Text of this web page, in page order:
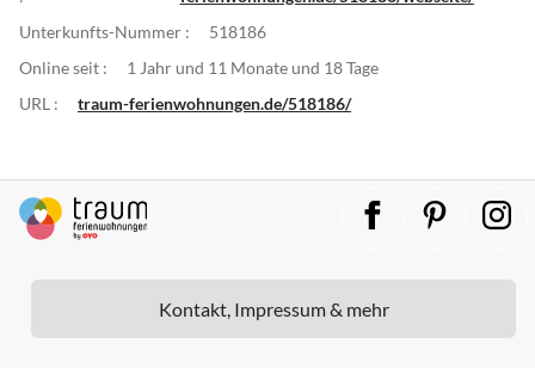
Unterkunfts-Nummer :
518186
Online seit :
1 Jahr und 11 Monate und 18 Tage
URL :
traum-ferienwohnungen.de/518186/
Kontakt, Impressum & mehr